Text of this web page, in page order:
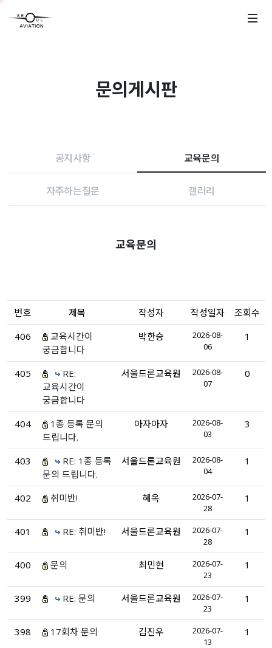
문의게시판
공지사항 교육문의
자주하는질문 갤러리
교육문의
번호 제목 작성자 작성일자
조회수
406
교육시간이
궁금합니다
박한승
2026-08-
06
1
405
RE:
교육시간이
궁금합니다
서울드론교육원
2026-08-
07
0
404
1종 등록 문의
드립니다.
아자아자
2026-08-
03
3
403
RE: 1종 등록
문의 드립니다.
서울드론교육원
2026-08-
04
1
402 취미반! 혜옥
2026-07-
28
1
401 RE: 취미반! 서울드론교육원
2026-07-
28
1
400 문의 최민현
2026-07-
23
1
399 RE: 문의 서울드론교육원
2026-07-
23
1
398 17회차 문의 김진우
2026-07-
13
1